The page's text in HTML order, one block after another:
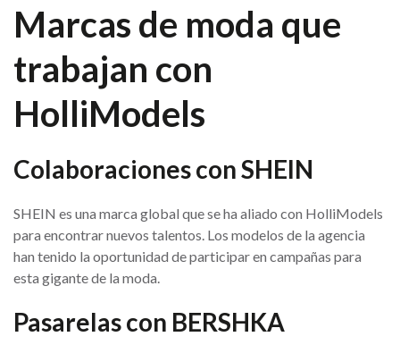
Marcas de moda que
trabajan con
HolliModels
Colaboraciones con SHEIN
SHEIN es una marca global que se ha aliado con HolliModels
para encontrar nuevos talentos. Los modelos de la agencia
han tenido la oportunidad de participar en campañas para
esta gigante de la moda.
Pasarelas con BERSHKA